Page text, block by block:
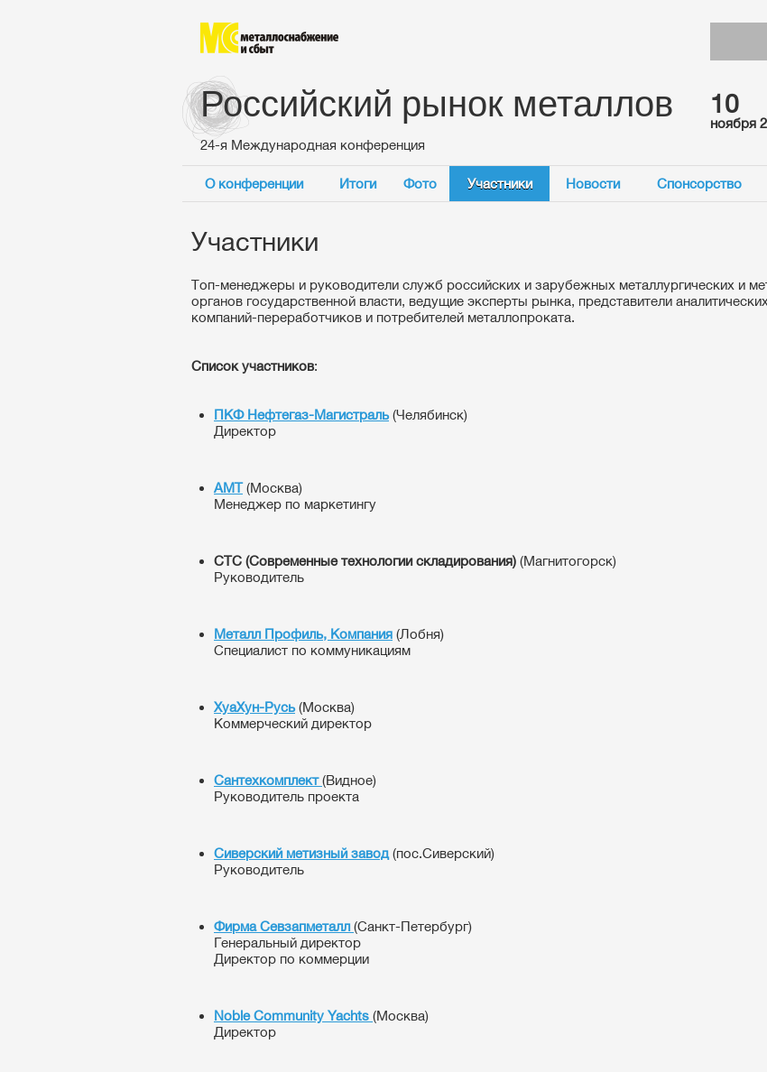
Российский рынок металлов
24-я Международная конференция
10
ноября
О конференции Итоги Фото Участники Новости Спонсорство
Участники
Топ-менеджеры и руководители служб российских и зарубежных металлургических и
органов государственной власти, ведущие эксперты рынка, представители
компаний-переработчиков и потребителей металлопроката.
Список участников:
ПКФ Нефтегаз-Магистраль(Челябинск)
Директор
AMT(Москва)
Менеджер по маркетингу
СТС (Современные технологии складирования) (Магнитогорск)
Руководитель
Металл Профиль, Компания (Лобня)
Специалист по коммуникациям
ХуаХун-Русь(Москва)
Коммерческий директор
Сантехкомплект(Видное)
Руководитель проекта
Сиверский метизный завод(пос.Сиверский)
Руководитель
Фирма Севзапметалл (Санкт-Петербург)
Генеральный директор
Директор по коммерции
Noble Community Yachts (Москва)
Директор